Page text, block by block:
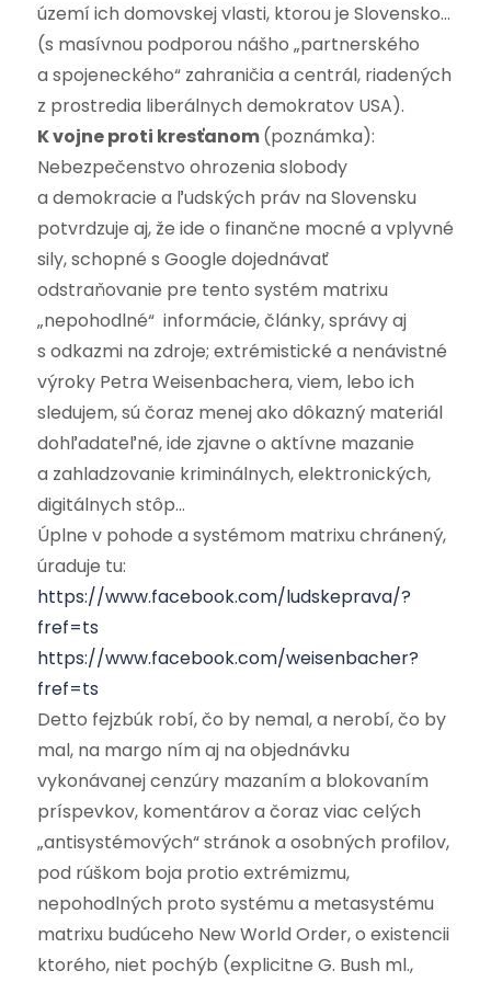
území ich domovskej vlasti, ktorou je Slovensko…
(s masívnou podporou nášho „partnerského
a spojeneckého“ zahraničia a centrál, riadených
z prostredia liberálnych demokratov USA).
K vojne proti kresťanom(poznámka):
Nebezpečenstvo ohrozenia slobody
a demokracie a ľudských práv na Slovensku
potvrdzuje aj, že ide o finančne mocné a vplyvné
sily, schopné s Google dojednávať
odstraňovanie pre tento systém matrixu
„nepohodlné“ informácie, články, správy aj
s odkazmi na zdroje; extrémistické a nenávistné
výroky Petra Weisenbachera, viem, lebo ich
sledujem, sú čoraz menej ako dôkazný materiál
dohľadateľné, ide zjavne o aktívne mazanie
a zahladzovanie kriminálnych, elektronických,
digitálnych stôp…
Úplne v pohode a systémom matrixu chránený,
úraduje tu:
https://www.facebook.com/ludskeprava/?
fref=ts
https://www.facebook.com/weisenbacher?
fref=ts
Detto fejzbúk robí, čo by nemal, a nerobí, čo by
mal, na margo ním aj na objednávku
vykonávanej cenzúry mazaním a blokovaním
príspevkov, komentárov a čoraz viac celých
„antisystémových“ stránok a osobných profilov,
pod rúškom boja protio extrémizmu,
nepohodlných proto systému a metasystému
matrixu budúceho New World Order, o existencii
ktorého, niet pochýb (explicitne G. Bush ml.,